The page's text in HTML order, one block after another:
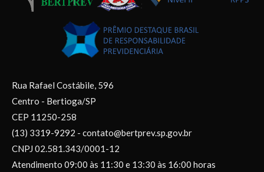
Rua Rafael Costábile, 596
Centro - Bertioga/SP
CEP 11250-258
(13) 3319-9292 - contato@bertprev.sp.gov.br
CNPJ 02.581.343/0001-12
Atendimento 09:00 às 11:30 e 13:30 às 16:00 horas